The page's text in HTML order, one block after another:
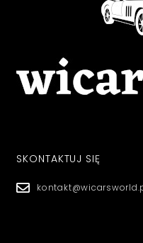
SKONTAKTUJ SIĘ